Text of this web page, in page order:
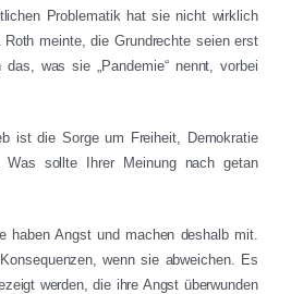
Problematik hat sie nicht wirklich
meinte, die Grundrechte seien erst
was sie „Pandemie“ nennt, vorbei
ist die Sorge um Freiheit, Demokratie
Was sollte Ihrer Meinung nach getan
haben Angst und machen deshalb mit.
wenn sie abweichen. Es
werden, die ihre Angst überwunden